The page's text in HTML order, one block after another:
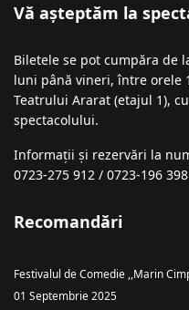
Vă așteptăm la
Biletele se pot cumpăra de
luni până vineri, între orele
Teatrului Ararat (etajul 1),
spectacolului.
Informații şi rezervări la
0723-275 912 / 0723-196 398
Recomandări
Festivalul de Comedie ,,Marin
01 Septembrie 2025